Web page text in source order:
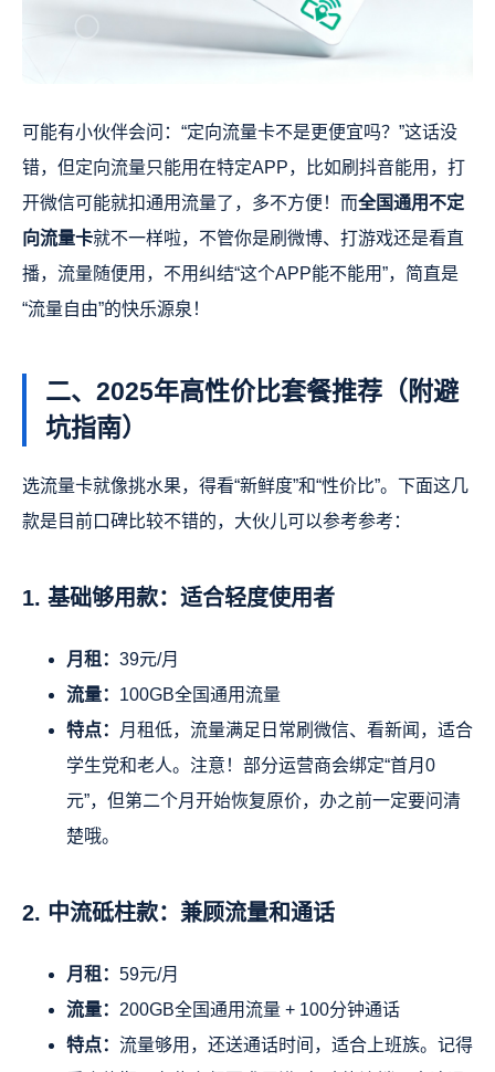
可能有小伙伴会问：“定向流量卡不是更便宜吗？”这话没
错，但定向流量只能用在特定APP，比如刷抖音能用，打
开微信可能就扣通用流量了，多不方便！而全国通用不定
向流量卡就不一样啦，不管你是刷微博、打游戏还是看直
播，流量随便用，不用纠结“这个APP能不能用”，简直是
“流量自由”的快乐源泉！
二、2025年高性价比套餐推荐（附避
坑指南）
选流量卡就像挑水果，得看“新鲜度”和“性价比”。下面这几
款是目前口碑比较不错的，大伙儿可以参考参考：
1. 基础够用款：适合轻度使用者
月租： 39元/月
流量： 100GB全国通用流量
特点：
月租低，流量满足日常刷微信、看新闻，适合
学生党和老人。注意！部分运营商会绑定“首月0
元”，但第二个月开始恢复原价，办之前一定要问清
楚哦。
2. 中流砥柱款：兼顾流量和通话
月租： 59元/月
流量： 200GB全国通用流量 + 100分钟通话
特点： 流量够用，还送通话时间，适合上班族。记得